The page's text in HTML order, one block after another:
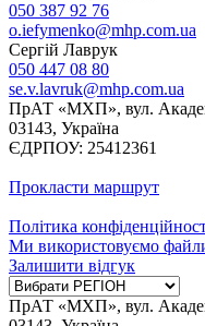
050 387 92 76
o.iefymenko@mhp.com.ua
Сергій Лаврук
050 447 08 80
se.v.lavruk@mhp.com.ua
ПрАТ «МХП», вул.
03143, Україна
ЄДРПОУ: 25412361
Прокласти маршрут
Політика
Ми використовуємо
Залишити відгук
ПрАТ «МХП», вул.